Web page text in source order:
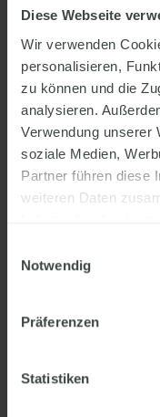
Diese Webseite
Wir verwenden
personalisieren,
zu können und die
analysieren.
Verwendung unserer
soziale Medien,
Partner führen diese
weiteren Daten
Notwendig
Präferenzen
Statistiken
Unsere Website
auf deren Inhalte wir
fremden Inhalte
Inhalte der verlinkten
oder Betreiber der
Zum Zeitpunkt der
Inhalte erkennbar.
verlinkten Seiten ist
Fertigbau e. V. (BDF).